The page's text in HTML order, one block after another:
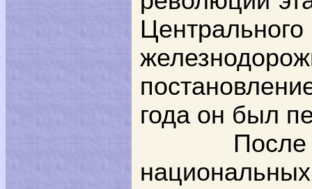
года он был